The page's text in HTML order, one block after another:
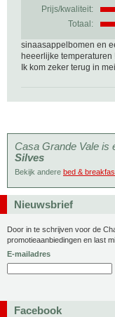
Prijs/kwaliteit:
Totaal:
sinaasappelbomen en
heeerlijke temperaturen
Ik kom zeker terug in
Casa Grande Vale is
Silves
Bekijk andere bed &
Nieuwsbrief
Door in te schrijven voor de
promotieaanbiedingen en last
E-mailadres
Facebook